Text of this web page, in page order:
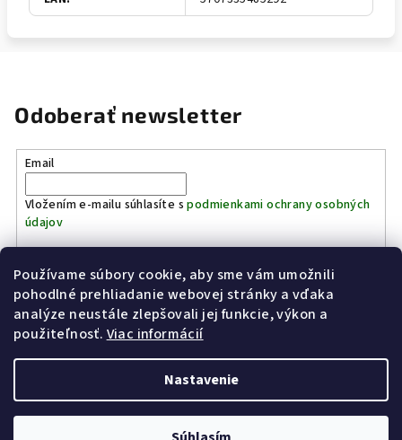
Používame súbory cookie, aby sme vám umožnili
pohodlné prehliadanie webovej stránky a vďaka
analýze neustále zlepšovali jej funkcie, výkon a
použiteľnosť. Viac informácií
Nastavenie
Odoberať newsletter
Email
Vložením e-mailu súhlasíte spodmienkami ochrany osobných
údajov
Prihlásiť sa
Kinostrelnica Páleník